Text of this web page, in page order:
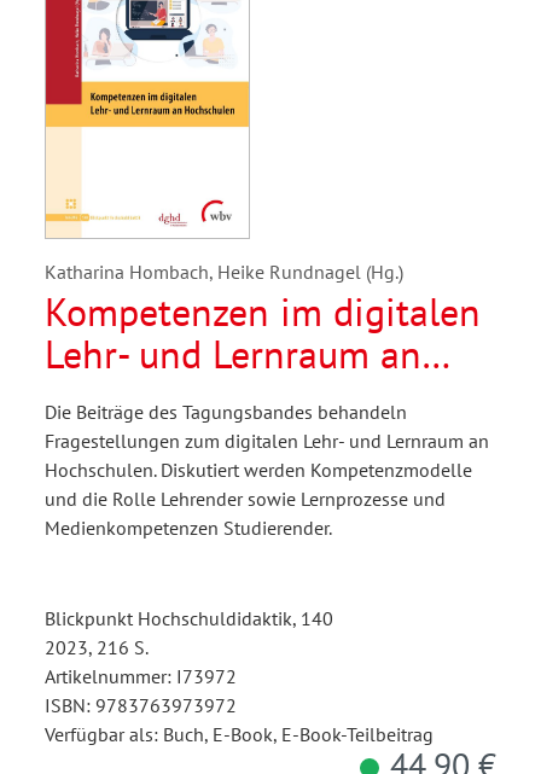
Katharina Hombach, Heike Rundnagel (Hg.)
Kompetenzen im digitalen
Lehr- und Lernraum an
Hochschulen
Die Beiträge des Tagungsbandes behandeln
Fragestellungen zum digitalen Lehr- und Lernraum an
Hochschulen. Diskutiert werden Kompetenzmodelle
und die Rolle Lehrender sowie Lernprozesse und
Medienkompetenzen Studierender.
Blickpunkt Hochschuldidaktik, 140
2023, 216 S.
Artikelnummer: I73972
ISBN: 9783763973972
Verfügbar als: Buch, E-Book, E-Book-Teilbeitrag
44,90 €